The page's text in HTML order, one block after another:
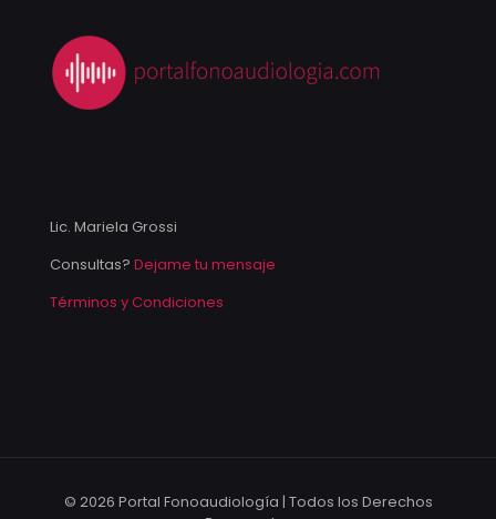
Lic. Mariela Grossi
Consultas? Dejame tu mensaje
Términos y Condiciones
© 2026 Portal Fonoaudiología | Todos los Derechos